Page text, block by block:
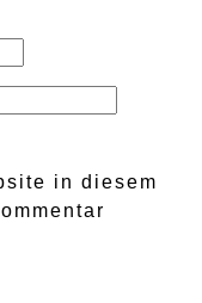
in diesem